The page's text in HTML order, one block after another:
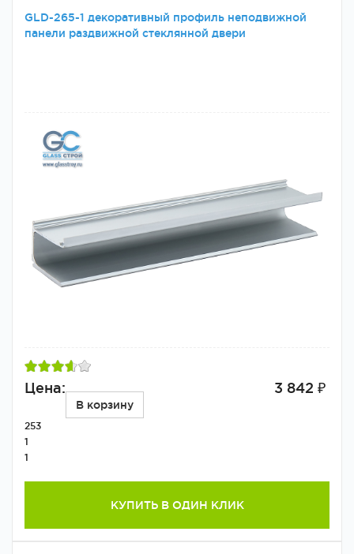
GLD-265-1 декоративный профиль неподвижной
панели раздвижной стеклянной двери
Цена: 3 842 ₽
В корзину
253
1
1
КУПИТЬ В ОДИН КЛИК